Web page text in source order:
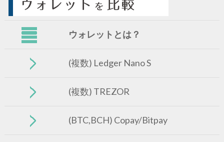
ウォレットとは？
(複数) Ledger Nano S
(複数) TREZOR
(BTC,BCH) Copay/Bitpay